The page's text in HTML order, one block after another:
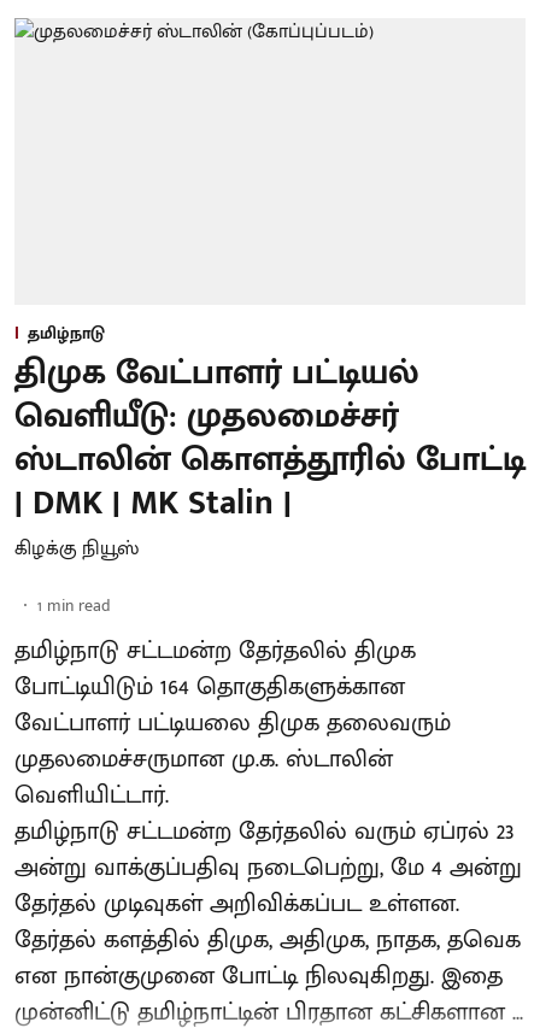
தமிழ்நாடு
திமுக வேட்பாளர் பட்டியல்
வெளியீடு: முதலமைச்சர்
ஸ்டாலின் கொளத்தூரில் போட்டி
| DMK | MK Stalin |
கிழக்கு நியூஸ்
1 min read
தமிழ்நாடு சட்டமன்ற தேர்தலில் திமுக
போட்டியிடும் 164 தொகுதிகளுக்கான
வேட்பாளர் பட்டியலை திமுக தலைவரும்
முதலமைச்சருமான மு.க. ஸ்டாலின்
வெளியிட்டார்.
தமிழ்நாடு சட்டமன்ற தேர்தலில் வரும் ஏப்ரல் 23
அன்று வாக்குப்பதிவு நடைபெற்று, மே 4 அன்று
தேர்தல் முடிவுகள் அறிவிக்கப்பட உள்ளன.
தேர்தல் களத்தில் திமுக, அதிமுக, நாதக, தவெக
என நான்குமுனை போட்டி நிலவுகிறது. இதை
முன்னிட்டு தமிழ்நாட்டின் பிரதான கட்சிகளான ...